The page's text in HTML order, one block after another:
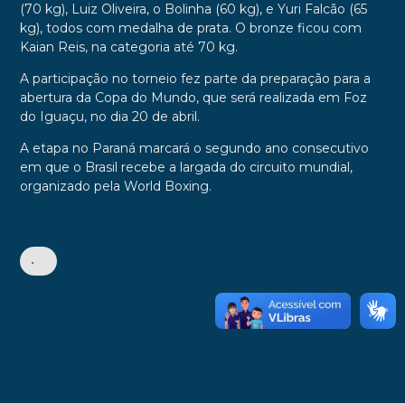
(70 kg), Luiz Oliveira, o Bolinha (60 kg), e Yuri Falcão (65
kg), todos com medalha de prata. O bronze ficou com
Kaian Reis, na categoria até 70 kg.
A participação no torneio fez parte da preparação para a
abertura da Copa do Mundo, que será realizada em Foz
do Iguaçu, no dia 20 de abril.
A etapa no Paraná marcará o segundo ano consecutivo
em que o Brasil recebe a largada do circuito mundial,
organizado pela World Boxing.
•